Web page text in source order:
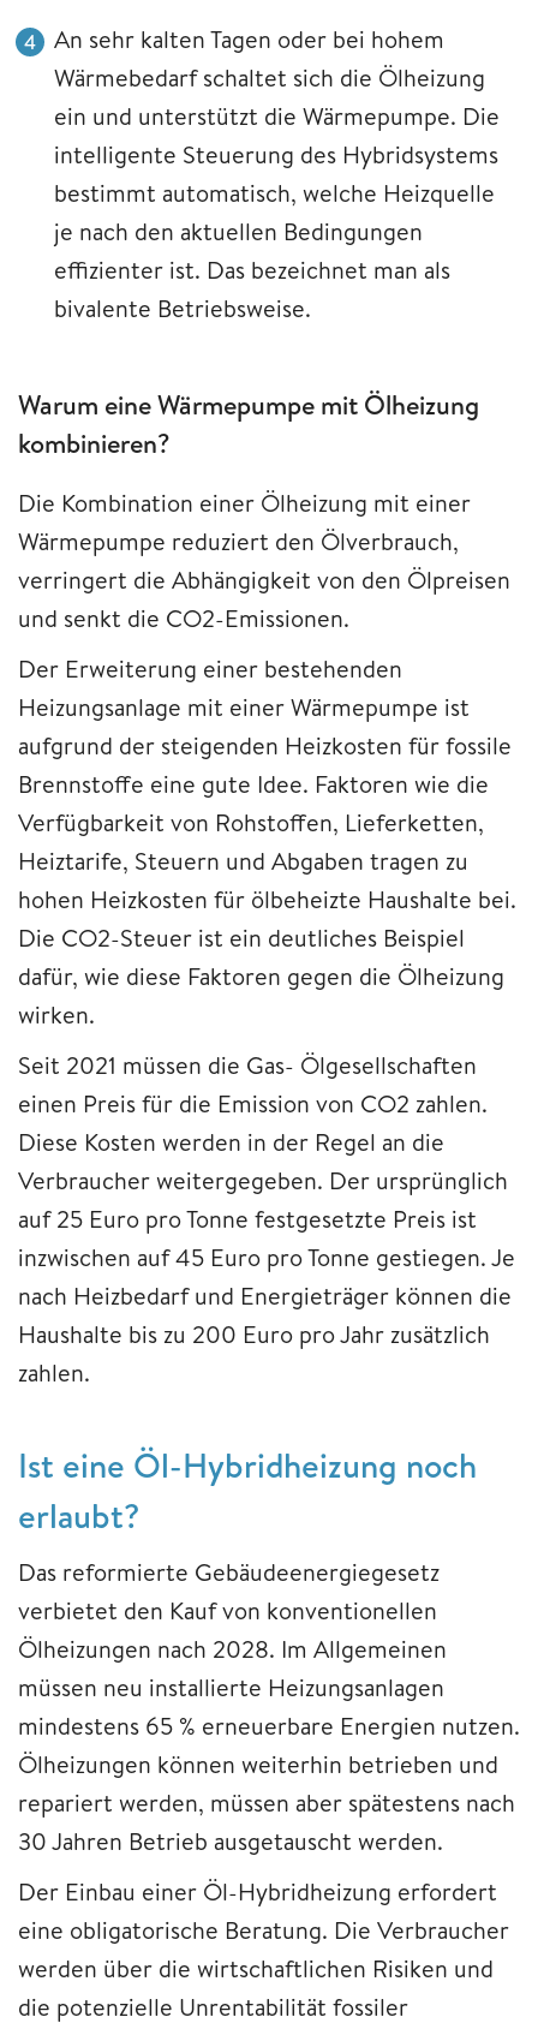
An sehr kalten Tagen oder bei hohem
Wärmebedarf schaltet sich die Ölheizung
ein und unterstützt die Wärmepumpe. Die
intelligente Steuerung des Hybridsystems
bestimmt automatisch, welche Heizquelle
je nach den aktuellen Bedingungen
effizienter ist. Das bezeichnet man als
bivalente Betriebsweise.
Warum eine Wärmepumpe mit Ölheizung
kombinieren?
Die Kombination einer Ölheizung mit einer
Wärmepumpe reduziert den Ölverbrauch,
verringert die Abhängigkeit von den Ölpreisen
und senkt die CO2-Emissionen.
Der Erweiterung einer bestehenden
Heizungsanlage mit einer Wärmepumpe ist
aufgrund der steigenden Heizkosten für fossile
Brennstoffe eine gute Idee. Faktoren wie die
Verfügbarkeit von Rohstoffen, Lieferketten,
Heiztarife, Steuern und Abgaben tragen zu
hohen Heizkosten für ölbeheizte Haushalte bei.
Die CO2-Steuer ist ein deutliches Beispiel
dafür, wie diese Faktoren gegen die Ölheizung
wirken.
Seit 2021 müssen die Gas- Ölgesellschaften
einen Preis für die Emission von CO2 zahlen.
Diese Kosten werden in der Regel an die
Verbraucher weitergegeben. Der ursprünglich
auf 25 Euro pro Tonne festgesetzte Preis ist
inzwischen auf 45 Euro pro Tonne gestiegen. Je
nach Heizbedarf und Energieträger können die
Haushalte bis zu 200 Euro pro Jahr zusätzlich
zahlen.
Ist eine Öl-Hybridheizung noch
erlaubt?
Das reformierte Gebäudeenergiegesetz
verbietet den Kauf von konventionellen
Ölheizungen nach 2028. Im Allgemeinen
müssen neu installierte Heizungsanlagen
mindestens 65 % erneuerbare Energien nutzen.
Ölheizungen können weiterhin betrieben und
repariert werden, müssen aber spätestens nach
30 Jahren Betrieb ausgetauscht werden.
Der Einbau einer Öl-Hybridheizung erfordert
eine obligatorische Beratung. Die Verbraucher
werden über die wirtschaftlichen Risiken und
die potenzielle Unrentabilität fossiler